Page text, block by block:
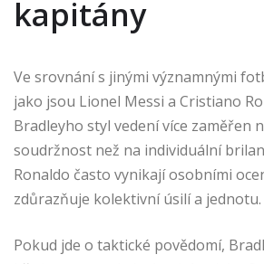
kapitány
Ve srovnání s jinými významnými
jako jsou Lionel Messi a Cristiano
Bradleyho styl vedení více zaměřen
soudržnost než na individuální
Ronaldo často vynikají osobními
zdůrazňuje kolektivní úsilí a jednotu.
Pokud jde o taktické povědomí,